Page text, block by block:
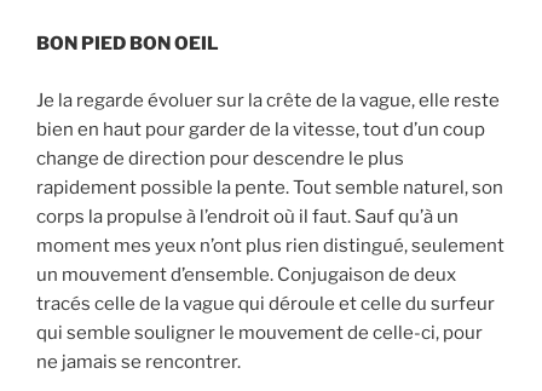
BON PIED BON OEIL
Je la regarde évoluer sur la crête de la vague, elle reste
bien en haut pour garder de la vitesse, tout d’un coup
change de direction pour descendre le plus
rapidement possible la pente. Tout semble naturel, son
corps la propulse à l’endroit où il faut. Sauf qu’à un
moment mes yeux n’ont plus rien distingué, seulement
un mouvement d’ensemble. Conjugaison de deux
tracés celle de la vague qui déroule et celle du surfeur
qui semble souligner le mouvement de celle-ci, pour
ne jamais se rencontrer.